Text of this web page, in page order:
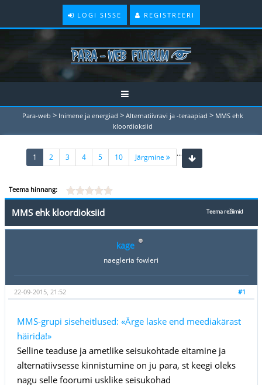
LOGI SISSE REGISTREERI
Para-web > Inimene ja energiad > Alternatiivravi ja -teraapiad > MMS ehk
kloordioksiid
1 (current)
2 3 4 5 ...
10 Järgmine
Teema hinnang:
Teema režiimid
MMS ehk kloordioksiid
kage
naegleria fowleri
#1
22-09-2015, 21:52
MMS-grupi siseheitlused: «Ärge laske end meediakärast
häirida!»
Selline teaduse ja ametlike seisukohtade eitamine ja
alternatiivsesse kinnistumine on ju para, st keegi oleks
nagu selle foorumi usklike seisukohad